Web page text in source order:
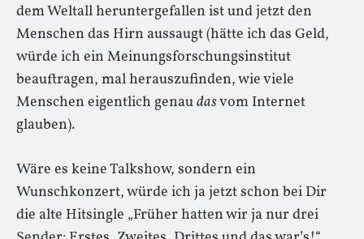
dem Weltall heruntergefallen ist und jetzt den
Menschen das Hirn aussaugt (hätte ich das Geld,
würde ich ein Meinungsforschungsinstitut
beauftragen, mal herauszufinden, wie viele
Menschen eigentlich genaudasvom Internet
glauben).
Wäre es keine Talkshow, sondern ein
Wunschkonzert, würde ich ja jetzt schon bei Dir
die alte Hitsingle „Früher hatten wir ja nur drei